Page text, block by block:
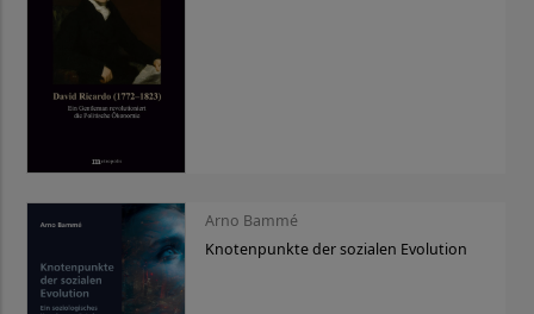
Arno Bammé
Knotenpunkte der sozialen Evolution